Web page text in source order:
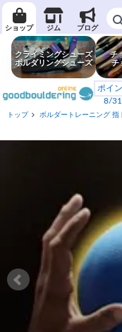
ショップ ジム ブログ
クライミングシューズ
ボルダリングシューズ
チ
チ
ポイ
8/
トップ ボルダートレーニング 指